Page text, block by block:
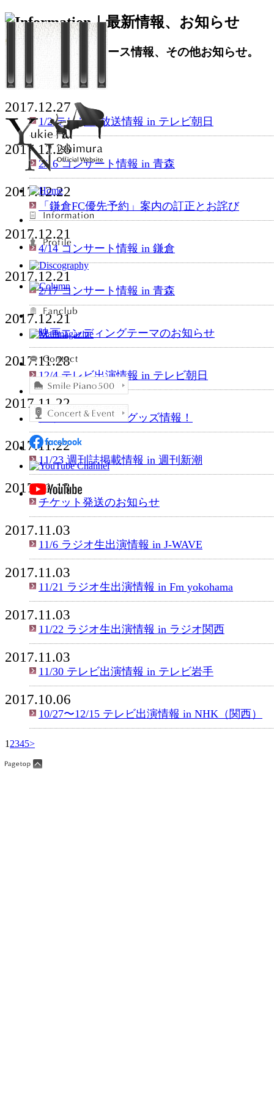
2017.12.27
1/2 テレビ再放送情報 in テレビ朝日
2017.12.26
2/16 コンサート情報 in 青森
2017.12.22
「鎌倉FC優先予約」案内の訂正とお詫び
2017.12.21
4/14 コンサート情報 in 鎌倉
2017.12.21
2/17 コンサート情報 in 青森
2017.12.21
映画エンディングテーマのお知らせ
2017.11.28
12/4 テレビ出演情報 in テレビ朝日
2017.11.22
クリスマスツアーグッズ情報！
2017.11.22
11/23 週刊誌掲載情報 in 週刊新潮
2017.11.13
チケット発送のお知らせ
2017.11.03
11/6 ラジオ生出演情報 in J-WAVE
2017.11.03
11/21 ラジオ生出演情報 in Fm yokohama
2017.11.03
11/22 ラジオ生出演情報 in ラジオ関西
2017.11.03
11/30 テレビ出演情報 in テレビ岩手
2017.10.06
10/27〜12/15 テレビ出演情報 in NHK（関西）
1 2345>